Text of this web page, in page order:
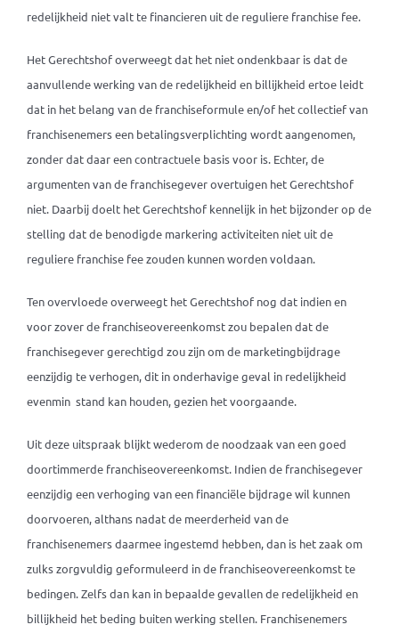
redelijkheid niet valt te financieren uit de reguliere franchise fee.
Het Gerechtshof overweegt dat het niet ondenkbaar is dat de
aanvullende werking van de redelijkheid en billijkheid ertoe leidt
dat in het belang van de franchiseformule en/of het collectief van
franchisenemers een betalingsverplichting wordt aangenomen,
zonder dat daar een contractuele basis voor is. Echter, de
argumenten van de franchisegever overtuigen het Gerechtshof
niet. Daarbij doelt het Gerechtshof kennelijk in het bijzonder op de
stelling dat de benodigde markering activiteiten niet uit de
reguliere franchise fee zouden kunnen worden voldaan.
Ten overvloede overweegt het Gerechtshof nog dat indien en
voor zover de franchiseovereenkomst zou bepalen dat de
franchisegever gerechtigd zou zijn om de marketingbijdrage
eenzijdig te verhogen, dit in onderhavige geval in redelijkheid
evenmin stand kan houden, gezien het voorgaande.
Uit deze uitspraak blijkt wederom de noodzaak van een goed
doortimmerde franchiseovereenkomst. Indien de franchisegever
eenzijdig een verhoging van een financiële bijdrage wil kunnen
doorvoeren, althans nadat de meerderheid van de
franchisenemers daarmee ingestemd hebben, dan is het zaak om
zulks zorgvuldig geformuleerd in de franchiseovereenkomst te
bedingen. Zelfs dan kan in bepaalde gevallen de redelijkheid en
billijkheid het beding buiten werking stellen. Franchisenemers